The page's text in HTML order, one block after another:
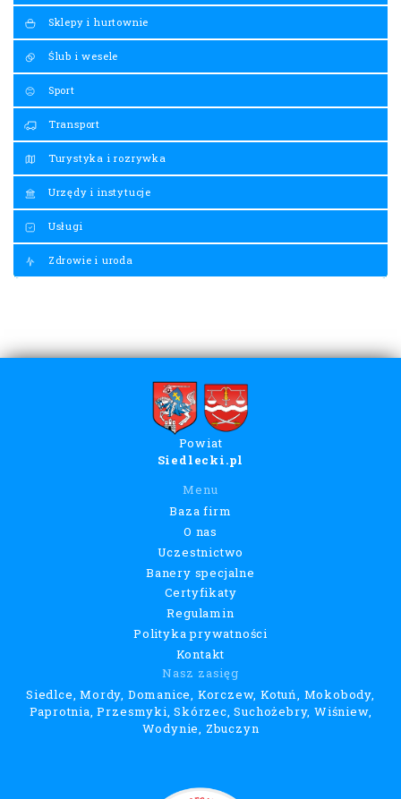
Sklepy i hurtownie
Ślub i wesele
Sport
Transport
Turystyka i rozrywka
Urzędy i instytucje
Usługi
Zdrowie i uroda
Powiat
Siedlecki.pl
Menu
Baza firm
O nas
Uczestnictwo
Banery specjalne
Certyfikaty
Regulamin
Polityka prywatności
Kontakt
Nasz zasięg
Siedlce, Mordy, Domanice, Korczew, Kotuń, Mokobody,
Paprotnia, Przesmyki, Skórzec, Suchożebry, Wiśniew,
Wodynie, Zbuczyn